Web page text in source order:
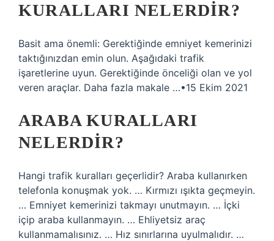
KURALLARI NELERDIR?
Basit ama önemli: Gerektiğinde emniyet kemerinizi
taktığınızdan emin olun. Aşağıdaki trafik
işaretlerine uyun. Gerektiğinde önceliği olan ve yol
veren araçlar. Daha fazla makale …•15 Ekim 2021
ARABA KURALLARI
NELERDIR?
Hangi trafik kuralları geçerlidir? Araba kullanırken
telefonla konuşmak yok. … Kırmızı ışıkta geçmeyin.
… Emniyet kemerinizi takmayı unutmayın. … İçki
içip araba kullanmayın. … Ehliyetsiz araç
kullanmamalısınız. … Hız sınırlarına uyulmalıdır. …